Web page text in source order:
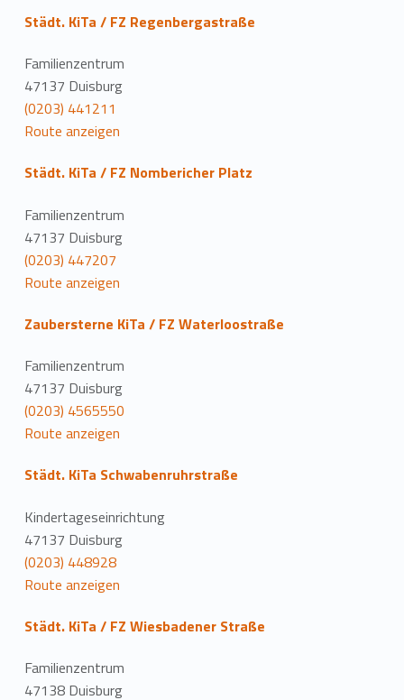
Städt. KiTa / FZ Regenbergastraße
Familienzentrum
47137 Duisburg
(0203) 441211
Route anzeigen
Städt. KiTa / FZ Nombericher Platz
Familienzentrum
47137 Duisburg
(0203) 447207
Route anzeigen
Zaubersterne KiTa / FZ Waterloostraße
Familienzentrum
47137 Duisburg
(0203) 4565550
Route anzeigen
Städt. KiTa Schwabenruhrstraße
Kindertageseinrichtung
47137 Duisburg
(0203) 448928
Route anzeigen
Städt. KiTa / FZ Wiesbadener Straße
Familienzentrum
47138 Duisburg